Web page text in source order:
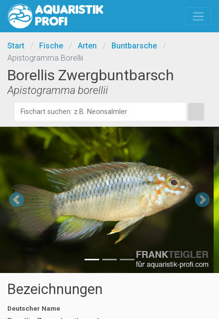
Start / Fische / Arten / Buntbarsche
/
Apistogramma Borellii
Borellis Zwergbuntbarsch
Apistogramma borellii
Previous
Bezeichnungen
Deutscher Name